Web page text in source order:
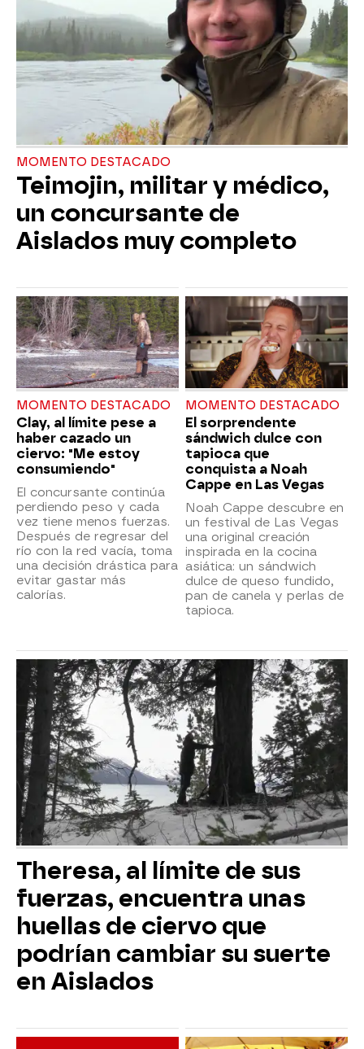
MOMENTO DESTACADO
Teimojin, militar y médico,
un concursante de
Aislados muy completo
MOMENTO DESTACADO
Clay, al límite pese a
haber cazado un
ciervo: "Me estoy
consumiendo"
El concursante continúa
perdiendo peso y cada
vez tiene menos fuerzas.
Después de regresar del
río con la red vacía, toma
una decisión drástica para
evitar gastar más
calorías.
MOMENTO DESTACADO
El sorprendente
sándwich dulce con
tapioca que
conquista a Noah
Cappe en Las Vegas
Noah Cappe descubre en
un festival de Las Vegas
una original creación
inspirada en la cocina
asiática: un sándwich
dulce de queso fundido,
pan de canela y perlas de
tapioca.
Theresa, al límite de sus
fuerzas, encuentra unas
huellas de ciervo que
podrían cambiar su suerte
en Aislados